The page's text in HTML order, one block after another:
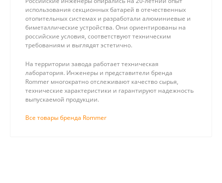
использования секционных батарей в отечественных
отопительных системах и разработали алюминиевые и
биметаллические устройства. Они ориентированы на
российские условия, соответствуют техническим
требованиям и выглядят эстетично.
На территории завода работает техническая
лаборатория. Инженеры и представители бренда
Rommer многократно отслеживают качество сырья,
технические характеристики и гарантируют надежность
выпускаемой продукции.
Все товары бренда Rommer